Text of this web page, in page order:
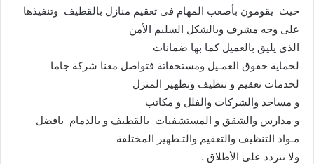
حيث يقومون بأصعب المهام فى تعقيم منازل بالقطيف وتنفيذها
على وجه مشرف وبالشكل السليم الأمن
الذى يليق بالعميل كما بها ضمانات
لحماية حقوق العمـيل ومستحقاتة فتواصل معنا شركة جاما
لخدمات تعقيم و تنظيف وتطهير المنزل
و مساجد والشركات والفلل و مكاتب
و مدارس والشقق و المستشفيات بالقطيف و بالدمام بافضل
مـواد التنظيف والتعقيم والتـطهير المختلفة
ولا تتردد على الأطلاق .